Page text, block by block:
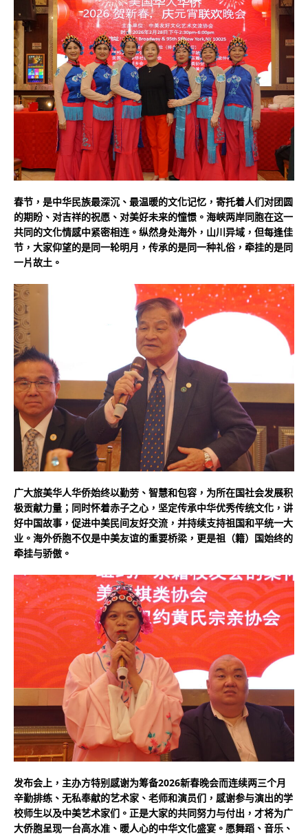
春节，是中华民族最深沉、最温暖的文化记忆，寄托着人们对团圆
的期盼、对吉祥的祝愿、对美好未来的憧憬。海峡两岸同胞在这一
共同的文化情感中紧密相连。纵然身处海外，山川异域，但每逢佳
节，大家仰望的是同一轮明月，传承的是同一种礼俗，牵挂的是同
一片故土。
广大旅美华人华侨始终以勤劳、智慧和包容，为所在国社会发展积
极贡献力量；同时怀着赤子之心，坚定传承中华优秀传统文化，讲
好中国故事，促进中美民间友好交流，并持续支持祖国和平统一大
业。海外侨胞不仅是中美友谊的重要桥梁，更是祖（籍）国始终的
牵挂与骄傲。
发布会上，主办方特别感谢为筹备2026新春晚会而连续两三个月
辛勤排练、无私奉献的艺术家、老师和演员们，感谢参与演出的学
校师生以及中美艺术家们。正是大家的共同努力与付出，才将为广
大侨胞呈现一台高水准、暖人心的中华文化盛宴。愿舞蹈、音乐、